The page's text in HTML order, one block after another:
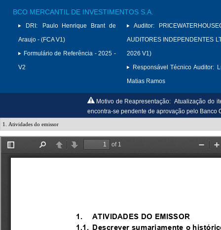
BCO MERCANTIL DE INVESTIMENTOS S.A.
DRI:
Paulo Henrique Brant de
Araujo - (FCA V1)
Formulário de Referência - 2025 -
V2
Auditor:
AUDITORES INDEPENDENTES
2026 V1)
Responsável Técnico Auditor:
Matias Ramos
Motivo de Reapresentação: Atualização do
encontra-se pendente de aprovação pelo Banco